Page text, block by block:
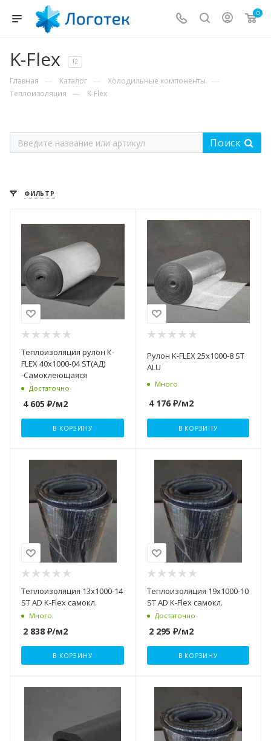
0
K-Flex 12
Главная — Каталог — Холодильные компоненты —
Теплоизоляция — K-Flex
Поиск
ФИЛЬТР
Теплоизоляция рулон К-
FLEX 40х1000-04 ST(АД)
-Самоклеющаяся
Достаточно
4 605 ₽/м2
В КОРЗИНУ
Рулон K-FLEX 25x1000-8 ST
ALU
Много
4 176₽/м2
В КОРЗИНУ
Теплоизоляция 13х1000-14
ST AD K-Flex самокл.
Много
2 838 ₽/м2
В КОРЗИНУ
Теплоизоляция 19х1000-10
ST AD K-Flex самокл.
Достаточно
2 295 ₽/м2
В КОРЗИНУ